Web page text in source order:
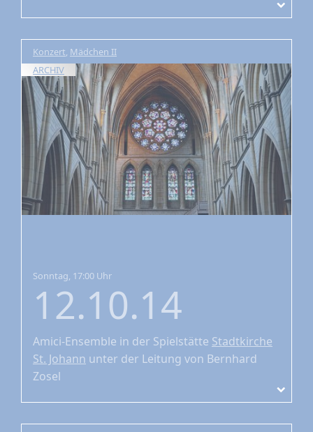
Konzert, Mädchen II
ARCHIV
Sonntag, 17:00 Uhr
12.10.14
Amici-Ensemble in der Spielstätte Stadtkirche
St. Johann unter der Leitung von Bernhard
Zosel